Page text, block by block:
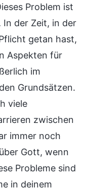
Problem ist
der Zeit, in der
getan hast,
Aspekten für
im
Grundsätzen.
viele
zwischen
immer noch
Gott, wenn
Probleme sind
in deinem